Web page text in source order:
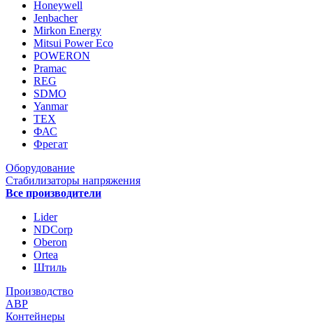
Honeywell
Jenbacher
Mirkon Energy
Mitsui Power Eco
POWERON
Pramac
REG
SDMO
Yanmar
ТЕХ
ФАС
Фрегат
Оборудование
Стабилизаторы напряжения
Все производители
Lider
NDCorp
Oberon
Ortea
Штиль
Производство
АВР
Контейнеры